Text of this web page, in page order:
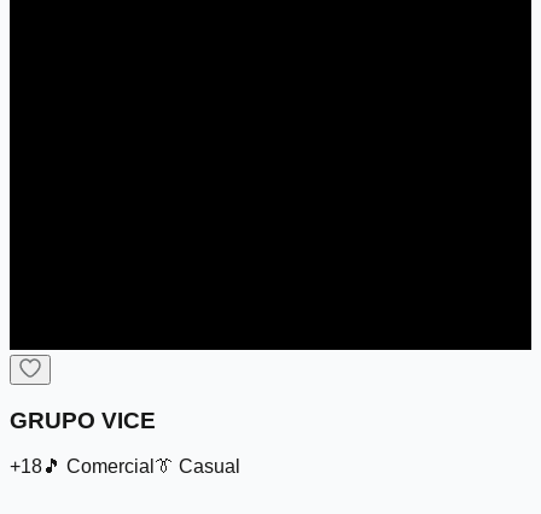
GRUPO VICE
+18🎵 Comercial 👔 Casual